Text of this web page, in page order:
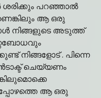
ശരിക്കും പറഞ്ഞാൽ
ആ ഒരു
നിങ്ങളുടെ അടുത്ത്
നിങ്ങളോട് . പിന്നെ
ചെയ്യണം
ആ ഒരു